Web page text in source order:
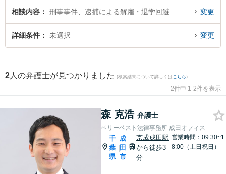
『逮捕による解雇回避のトラブル解決の実績豊富な近くの弁護士を検索した
い』『初回相談無料で逮捕による解雇回避を法律相談できる成田市内の弁護士
に相談予約したい』などでお困りの相談者さんにおすすめです。
相談内容 刑事事件、逮捕による解雇・退学回避 変更
詳細条件 未選択 変更
2 人の弁護士が見つかりました (検索結果について詳しくは こちら)
2件中 1-2件を表示
森 克浩 弁護士
ベリーベスト法律事務所 成田オフィス
千
葉
県
|
成
田
市
京成成田駅
から徒歩3
分
営業時間：09:30~1
8:00（土日祝日）